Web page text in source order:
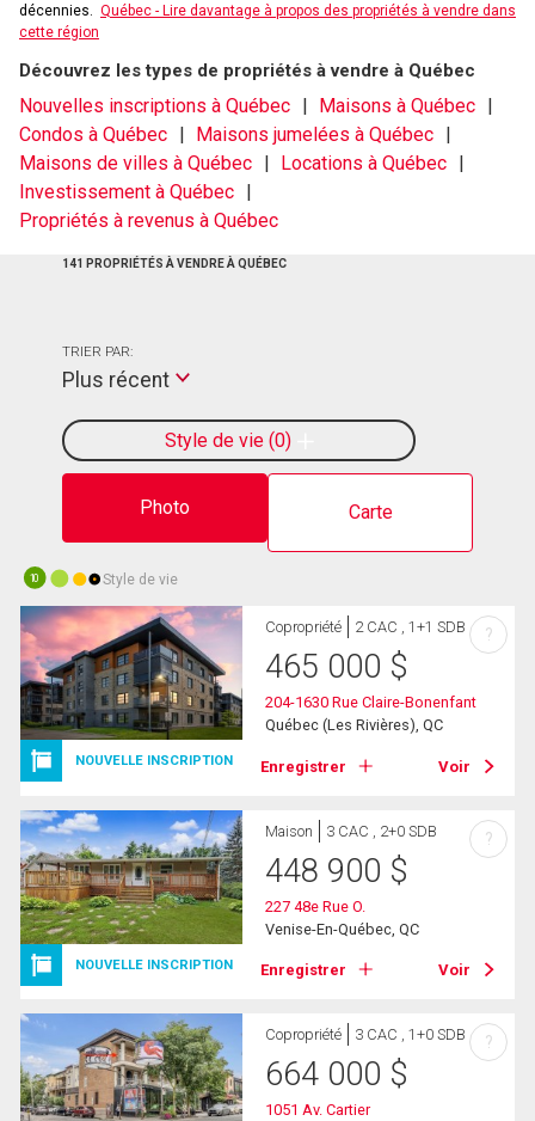
décennies. Québec - Lire davantage à propos des propriétés à vendre dans
cette région
Découvrez les types de propriétés à vendre à Québec
Nouvelles inscriptions à Québec
Maisons à Québec
Condos à Québec
Maisons jumelées à Québec
Maisons de villes à Québec
Locations à Québec
Investissement à Québec
Propriétés à revenus à Québec
141 PROPRIÉTÉS À VENDRE À QUÉBEC
Photo Carte
Style de vie 0
TRIER PAR:
Plus récent
10 Style de vie
NOUVELLE INSCRIPTION
Copropriété 2 CAC , 1+1 SDB
465 000 $
204-1630 Rue Claire-Bonenfant
Québec (Les Rivières), QC
Enregistrer Voir
?
NOUVELLE INSCRIPTION
Maison 3 CAC , 2+0 SDB
448 900 $
227 48e Rue O.
Venise-En-Québec, QC
Enregistrer Voir
?
Copropriété 3 CAC , 1+0 SDB
664 000 $
1051 Av. Cartier
?